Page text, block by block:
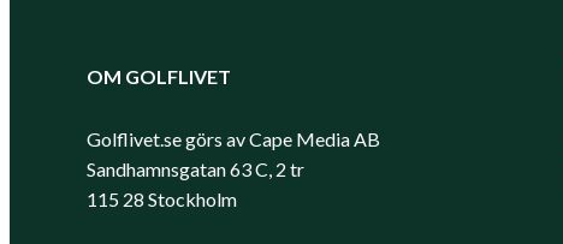
OM GOLFLIVET
Golflivet.se görs av Cape Media AB
Sandhamnsgatan 63 C, 2 tr
115 28 Stockholm